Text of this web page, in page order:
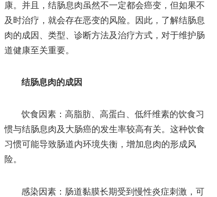
康。并且，结肠息肉虽然不一定都会癌变，但如果不
及时治疗，就会存在恶变的风险。因此，了解结肠息
肉的成因、类型、诊断方法及治疗方式，对于维护肠
道健康至关重要。
结肠息肉的成因
饮食因素：高脂肪、高蛋白、低纤维素的饮食习
惯与结肠息肉及大肠癌的发生率较高有关。这种饮食
习惯可能导致肠道内环境失衡，增加息肉的形成风
险。
感染因素：肠道黏膜长期受到慢性炎症刺激，可